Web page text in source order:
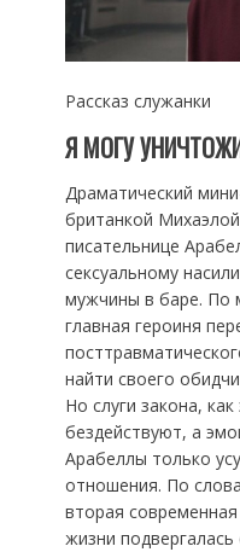
Рассказ служанки
Я МОГУ
Драматический
британкой
писательнице
сексуальному
мужчины в баре. По
главная героиня
найти своего
Но слуги закона,
бездействуют, а
Арабеллы только
отношения. По
вторая
жизни